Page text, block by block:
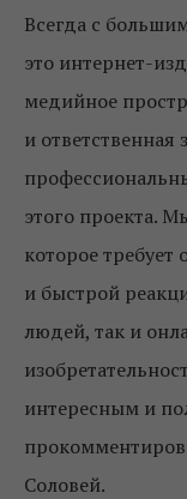
Всегда с
это интернет-
медийное
и
этого проекта.
которое требует
и быстрой
людей, так и
интересным и
Соловей.